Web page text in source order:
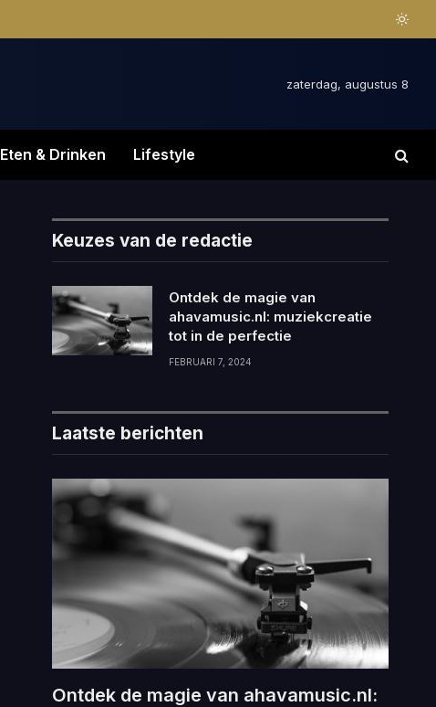
zaterdag, augustus 8
Eten & Drinken Lifestyle
Keuzes van de redactie
Ontdek de magie van
ahavamusic.nl: muziekcreatie
tot in de perfectie
FEBRUARI 7, 2024
Laatste berichten
Ontdek de magie van ahavamusic.nl: